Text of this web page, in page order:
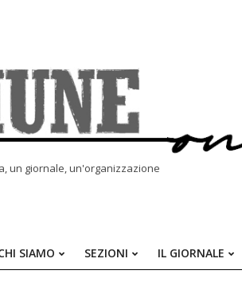
un giornale, un'organizzazione
SIAMO SEZIONI IL GIORNALE